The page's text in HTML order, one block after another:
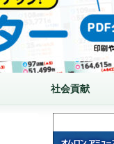
社会貢献